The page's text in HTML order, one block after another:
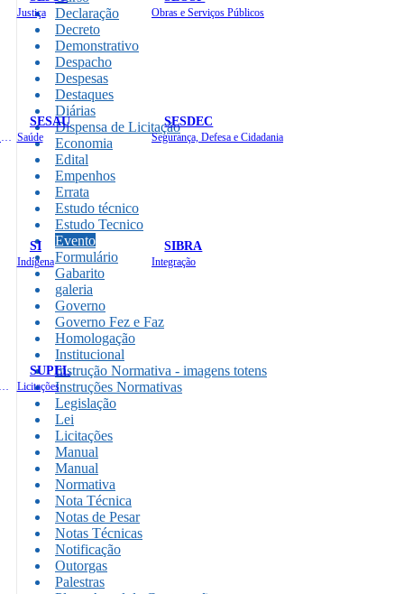
Justiça Obras e Serviços Públicos
SESAU
Saúde
SESDEC
Segurança, Defesa e Cidadania
SI
Indígena
SIBRA
Integração
SUPEL
Licitações
Declaração
Decreto
Demonstrativo
Despacho
Despesas
Destaques
Diárias
Dispensa de Licitação
Economia
Edital
Empenhos
Errata
Estudo técnico
Estudo Tecnico
Evento
Formulário
Gabarito
galeria
Governo
Governo Fez e Faz
Homologação
Institucional
Instrução Normativa - imagens totens
Instruções Normativas
Legislação
Lei
Licitações
Manual
Manual
Normativa
Nota Técnica
Notas de Pesar
Notas Técnicas
Notificação
Outorgas
Palestras